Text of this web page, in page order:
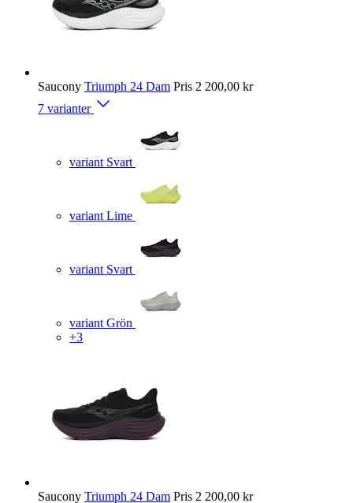
Saucony Triumph 24 Dam Pris 2 200,00 kr
7 varianter
variant Svart
variant Lime
variant Svart
variant Grön
+3
Saucony Triumph 24 Dam Pris 2 200,00 kr